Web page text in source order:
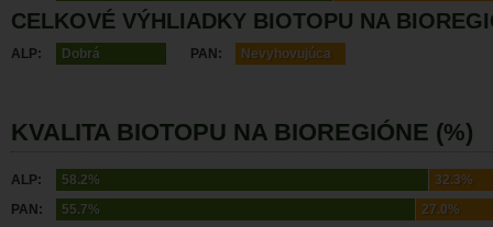
CELKOVÉ VÝHLIADKY BIOTOPU NA
ALP: Dobrá PAN: Nevyhovujúca
KVALITA BIOTOPU NA BIOREGIÓNE (%)
ALP: 58.2%
32.3%
PAN:
55.7% 27.0%